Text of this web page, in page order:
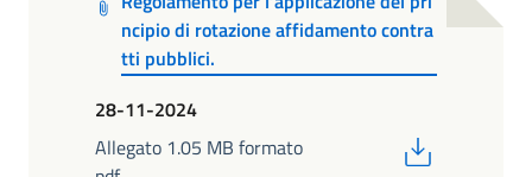
ncipio di rotazione affidamento contra
tti pubblici.
28-11-2024
Allegato 1.05 MB formato